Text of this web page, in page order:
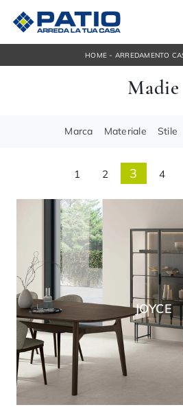
HOME - ARREDAMENTO
Madie
Marca Materiale Stile
1 2 3 4
JOYCE